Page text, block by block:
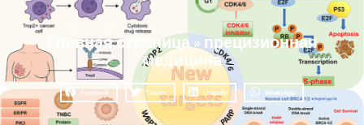
Главная страница»прецизионная
медицина
Facebook Twitter LinkedIn WhatsApp